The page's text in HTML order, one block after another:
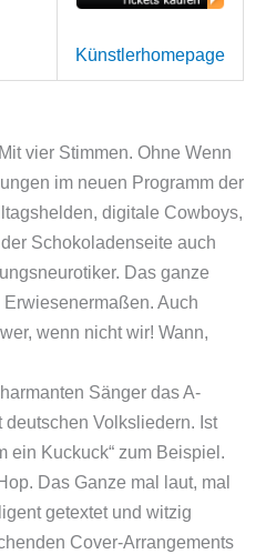
Künstlerhomepage
vier Stimmen. Ohne Wenn
im neuen Programm der
digitale Cowboys,
Schokoladenseite auch
Das ganze
Auch
wenn nicht wir! Wann,
Sänger das A-
Volksliedern. Ist
ein Kuckuck“ zum Beispiel.
Das Ganze mal laut, mal
getextet und witzig
Cover-Arrangements